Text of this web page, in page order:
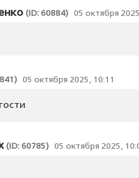
(ID: 60884) 05 октября
05 октября 2025, 10:11
(ID: 60785) 05 октября 2025,